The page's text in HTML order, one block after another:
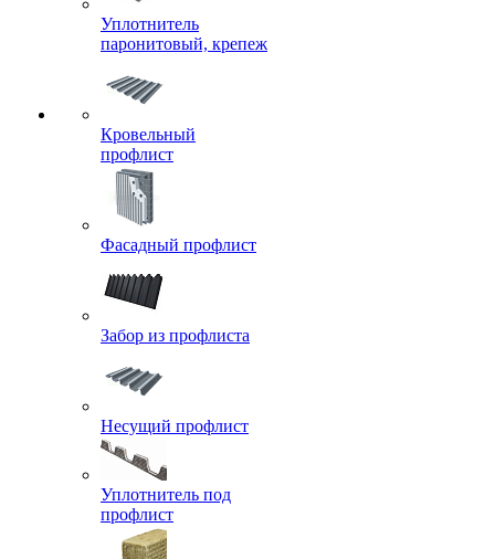
Уплотнитель
паронитовый, крепеж
Кровельный
профлист
Фасадный профлист
Забор из профлиста
Несущий профлист
Уплотнитель под
профлист